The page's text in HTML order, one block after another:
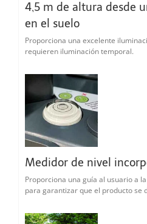
4,5 m de altura desde
en el suelo
Proporciona una excelente
requieren iluminación temporal.
Medidor de nivel
Proporciona una guía al usuario a
para garantizar que el producto se